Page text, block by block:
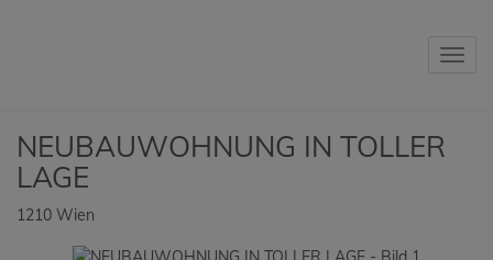
NEUBAUWOHNUNG IN TOLLER
LAGE
1210 Wien